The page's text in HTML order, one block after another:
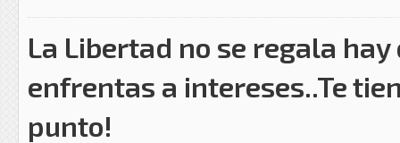
La Libertad no se regala
enfrentas a intereses..Te
punto!